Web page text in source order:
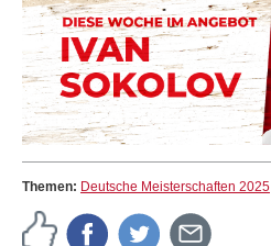
Themen: Deutsche Meisterschaften 2025